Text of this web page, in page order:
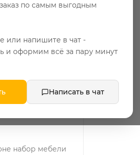
набор мебели
по самым выгодным
или напишите в чат -
и оформим всё за пару минут
Написать в чат